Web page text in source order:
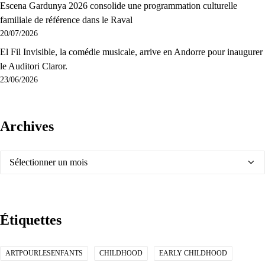
Escena Gardunya 2026 consolide une programmation culturelle
familiale de référence dans le Raval
20/07/2026
El Fil Invisible, la comédie musicale, arrive en Andorre pour inaugurer
le Auditori Claror.
23/06/2026
Archives
Archives
Étiquettes
ARTPOURLESENFANTS CHILDHOOD EARLY CHILDHOOD